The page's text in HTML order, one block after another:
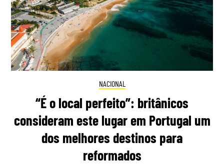
NACIONAL
“É o local perfeito”: britânicos
consideram este lugar em Portugal um
dos melhores destinos para
reformados